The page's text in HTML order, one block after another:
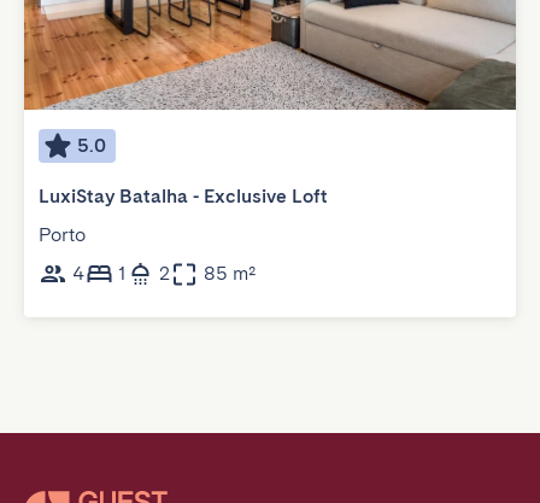
5.0
LuxiStay Batalha - Exclusive Loft
Porto
4
1 2 85 m²